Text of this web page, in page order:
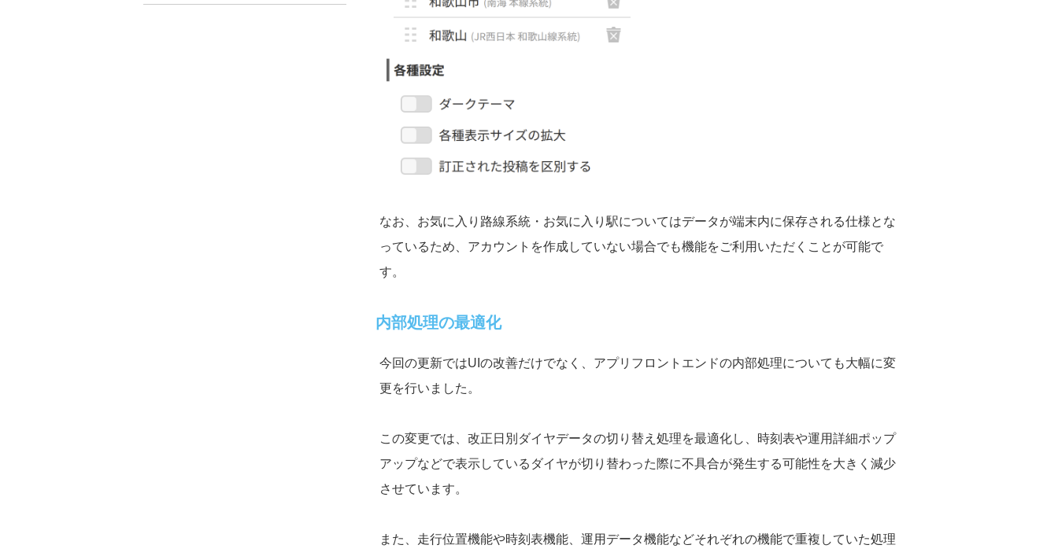
なお、お気に入り路線系統・お気に入り駅についてはデータが端末内に保存される仕様とな
っているため、アカウントを作成していない場合でも機能をご利用いただくことが可能で
す。
内部処理の最適化
今回の更新ではUIの改善だけでなく、アプリフロントエンドの内部処理についても大幅に変
更を行いました。
この変更では、改正日別ダイヤデータの切り替え処理を最適化し、時刻表や運用詳細ポップ
アップなどで表示しているダイヤが切り替わった際に不具合が発生する可能性を大きく減少
させています。
また、走行位置機能や時刻表機能、運用データ機能などそれぞれの機能で重複していた処理